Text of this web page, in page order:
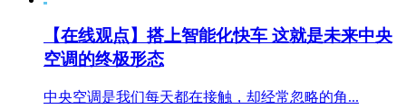
【在线观点】搭上智能化快车 这就是未来中央
空调的终极形态
中央空调是我们每天都在接触，却经常忽略的角...